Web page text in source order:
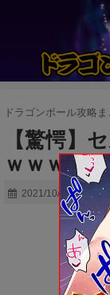
ドラゴンボール攻略
【驚愕】
ｗｗｗｗ
2021/10/13